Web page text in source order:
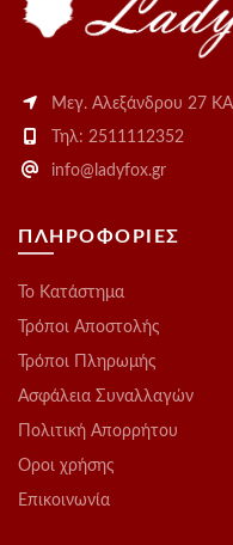
Μεγ. Αλεξάνδρου 27
Τηλ: 2511112352
info@ladyfox.gr
ΠΛΗΡΟΦΟΡΙΕΣ
Το Kατάστημα
Τρόποι Αποστολής
Τρόποι Πληρωμής
Ασφάλεια Συναλλαγών
Πολιτική Απορρήτου
Οροι χρήσης
Επικοινωνία